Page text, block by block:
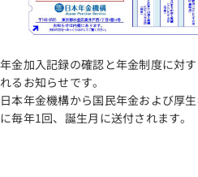
年金加入記録の確認と年金制度に対
れるお知らせです。
日本年金機構から国民年金および厚
に毎年1回、誕生月に送付されます。